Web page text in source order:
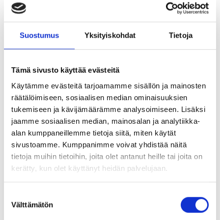
Suostumus Yksityiskohdat Tietoja
Tämä sivusto käyttää evästeitä
Käytämme evästeitä tarjoamamme sisällön ja mainosten
räätälöimiseen, sosiaalisen median ominaisuuksien
tukemiseen ja kävijämäärämme analysoimiseen. Lisäksi
jaamme sosiaalisen median, mainosalan ja analytiikka-
alan kumppaneillemme tietoja siitä, miten käytät
sivustoamme. Kumppanimme voivat yhdistää näitä
tietoja muihin tietoihin, joita olet antanut heille tai joita on
kerätty, kun olet käyttänyt heidän palvelujaan.
Välttämätön
Podcastia voit kuunnellaSpotifyssä
, linkit jaksoihin
https://prevenia.fi/blog/tapojen-muutos/podcast/
Palautetta ja ideoita otamme mielellämme vastaan ja niitä
voi laittaa meille sähköpostiosoitteeseen:
marko.pirhonen@prevenia.fi
sari.coutentacis@prevenia.fi
Tervetuloa mukaan Tavat arjen supervoimana